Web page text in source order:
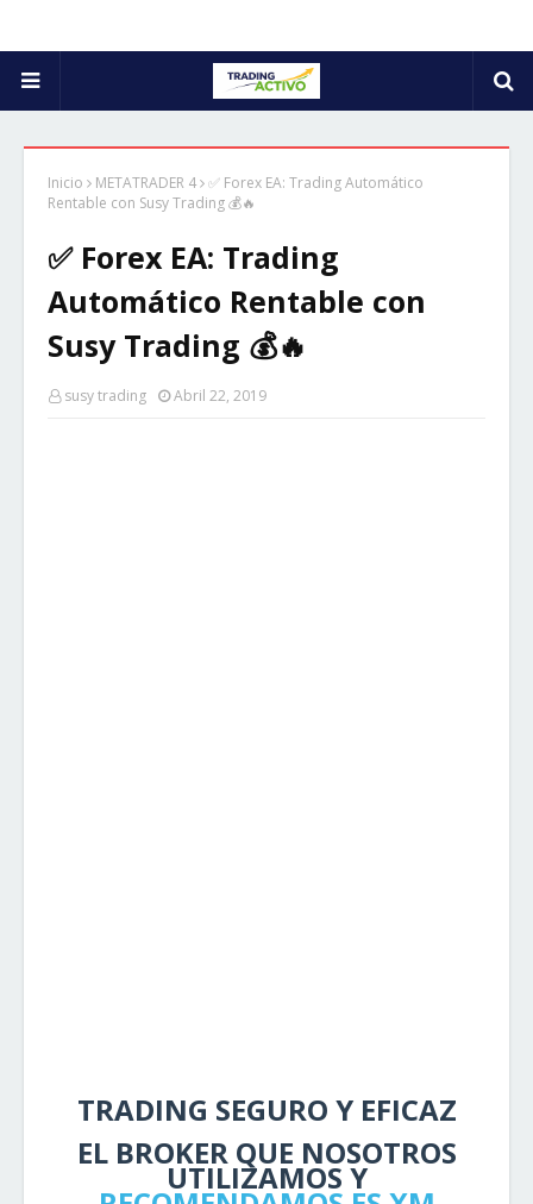
Inicio METATRADER 4 ✅ Forex EA: Trading Automático
Rentable con Susy Trading 💰🔥
✅ Forex EA: Trading
Automático Rentable con
Susy Trading 💰🔥
susy trading Abril 22, 2019
TRADING SEGURO Y EFICAZ
EL BROKER QUE NOSOTROS
UTILIZAMOS Y